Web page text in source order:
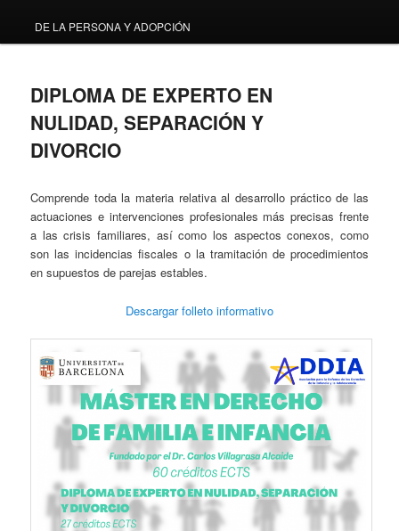
DE LA PERSONA Y ADOPCIÓN
DIPLOMA DE EXPERTO EN
NULIDAD, SEPARACIÓN Y
DIVORCIO
Comprende toda la materia relativa al desarrollo práctico de las
actuaciones e intervenciones profesionales más precisas frente
a las crisis familiares, así como los aspectos conexos, como
son las incidencias fiscales o la tramitación de procedimientos
en supuestos de parejas estables.
Descargar folleto informativo